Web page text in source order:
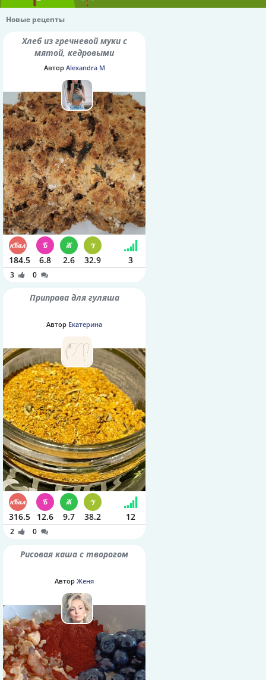
Новые рецепты
Хлеб из гречневой муки с
мятой, кедровыми
орешками и семенами
Автор Alexandra M
184.5 6.8 2.6 32.9 3
3 0
Приправа для гуляша
Автор Екатерина
316.5 12.6 9.7 38.2 12
2 0
Рисовая каша с творогом
Автор Женя